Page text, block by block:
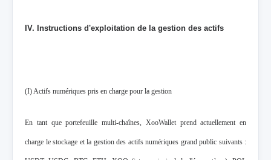
IV. Instructions d'exploitation de la gestion des actifs
(I) Actifs numériques pris en charge pour la gestion
En tant que portefeuille multi-chaînes, XooWallet prend actuellement en
charge le stockage et la gestion des actifs numériques grand public suivants :